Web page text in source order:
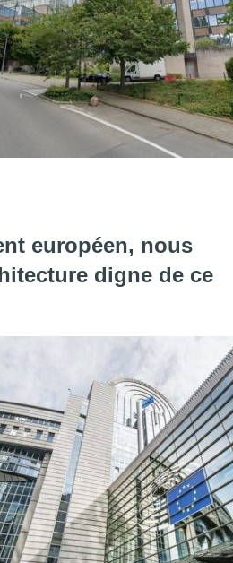
européen, nous
digne de ce